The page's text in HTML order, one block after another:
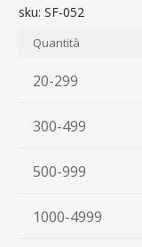
sku: SF-052
Quantità
20-299
300-499
500-999
1000-4999